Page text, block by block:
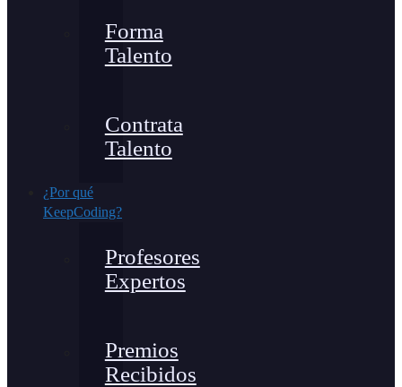
Forma
Talento
Contrata
Talento
¿Por qué
KeepCoding?
Profesores
Expertos
Premios
Recibidos